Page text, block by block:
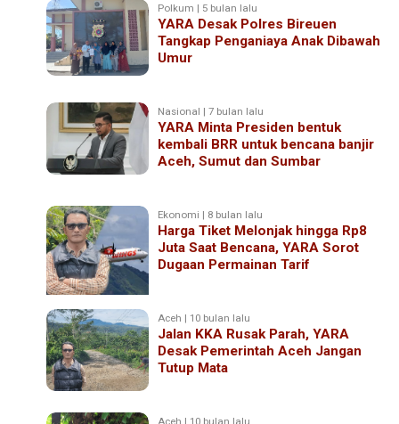
Polkum | 5 bulan lalu
YARA Desak Polres Bireuen
Tangkap Penganiaya Anak Dibawah
Umur
Nasional | 7 bulan lalu
YARA Minta Presiden bentuk
kembali BRR untuk bencana banjir
Aceh, Sumut dan Sumbar
Ekonomi | 8 bulan lalu
Harga Tiket Melonjak hingga Rp8
Juta Saat Bencana, YARA Sorot
Dugaan Permainan Tarif
Aceh | 10 bulan lalu
Jalan KKA Rusak Parah, YARA
Desak Pemerintah Aceh Jangan
Tutup Mata
Aceh | 10 bulan lalu